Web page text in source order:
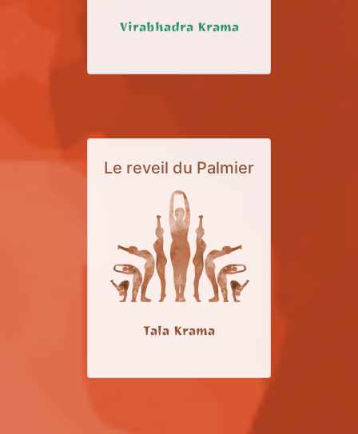
Virabhadra Krama
Le reveil du Palmier
Tala Krama